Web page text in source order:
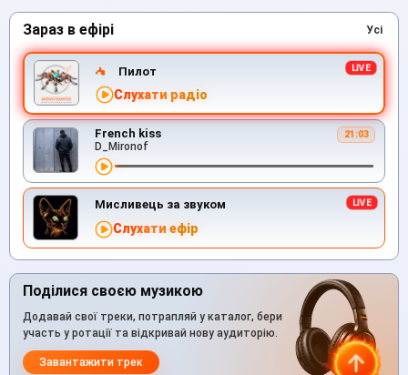
Зараз в ефірі Усі
Пилот
Слухати радіо
French kiss 21:03
D_Mironof
Мисливець за звуком
Слухати ефір
Поділися своєю музикою
Додавай свої треки, потрапляй у каталог, бери
участь у ротації та відкривай нову аудиторію.
Завантажити трек